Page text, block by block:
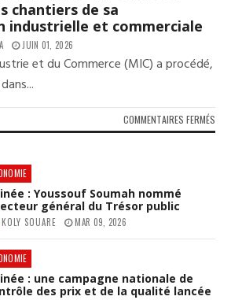
chantiers de sa
industrielle et commerciale
JUIN 01, 2026
et du Commerce (MIC) a procédé,
COMMENTAIRES FERMÉS
: Youssouf Soumah nommé
général du Trésor public
KOLY SOUARE MAR 09, 2026
: une campagne nationale de
des prix et de la qualité lancée